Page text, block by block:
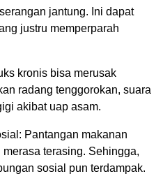
jantung. Ini dapat
justru memperparah
kronis bisa merusak
radang tenggorokan, suara
akibat uap asam.
Pantangan makanan
terasing. Sehingga,
sosial pun terdampak.